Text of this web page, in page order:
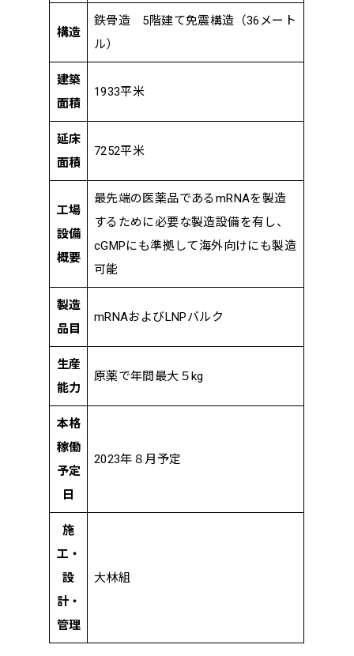
構造
鉄骨造 5階建て免震構造（36メート
ル）
建築
面積
1933平米
延床
面積
7252平米
工場
設備
概要
最先端の医薬品であるmRNAを製造
するために必要な製造設備を有し、
cGMPにも準拠して海外向けにも製造
可能
製造
品目
mRNAおよびLNPバルク
生産
能力
原薬で年間最大５kg
本格
稼働
予定
日
2023年８月予定
施
工・
設
計・
管理
大林組